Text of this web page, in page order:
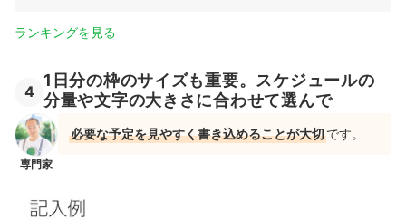
ランキングを見る
4
1日分の枠のサイズも重要。スケジュールの
分量や文字の大きさに合わせて選んで
専門家
必要な予定を見やすく書き込めることが大切です。